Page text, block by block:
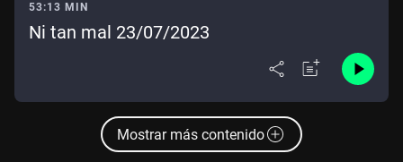
53:13 MIN
Ni tan mal 23/07/2023
Mostrar más contenido